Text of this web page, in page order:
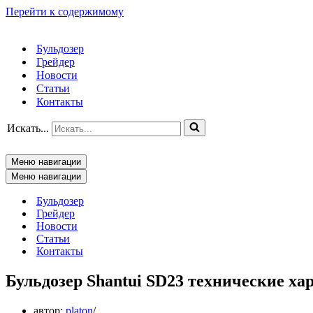
Перейти к содержимому
Бульдозер
Грейдер
Новости
Статьи
Контакты
Искать...
Меню навигации
Меню навигации
Бульдозер
Грейдер
Новости
Статьи
Контакты
Бульдозер Shantui SD23 технические
автор: platon